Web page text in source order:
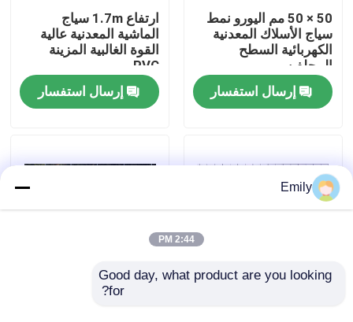
جولة في المصنع
مراقبة الجودة
أخبار
القضايا
50 × 50 مم اليورو نمط
سياج الأسلاك المعدنية
الكهربائية السطح
المجلفن
إرسال استفسار
ارتفاع 1.7m سياج
الماشية المعدنية عالية
القوة الغالبية المزينة
PVC
إرسال استفسار
Emily
2:44 PM
Good day, what product are you looking
for?